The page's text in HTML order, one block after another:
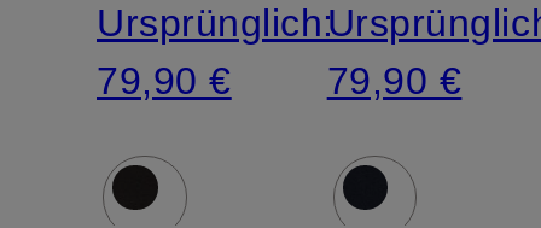
Ursprünglich:
79,90 €
79,90 €